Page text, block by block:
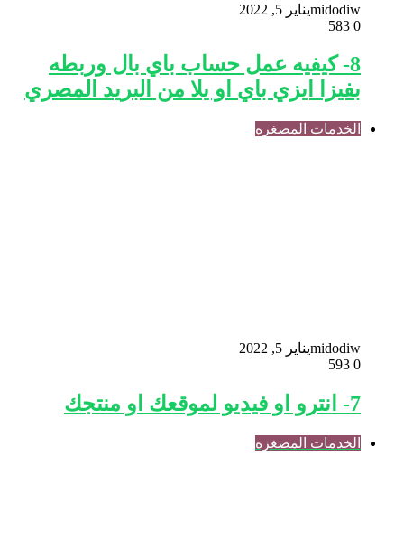
midodiwيناير 5, 2022
0
8- كيفيه عمل حساب باي بال وربطه
بفيزا ايزي باي او يلا من البريد المصري
الخدمات المصغره
midodiwيناير 5, 2022
0
7- انترو او فيديو لموقعك او منتجك
الخدمات المصغره